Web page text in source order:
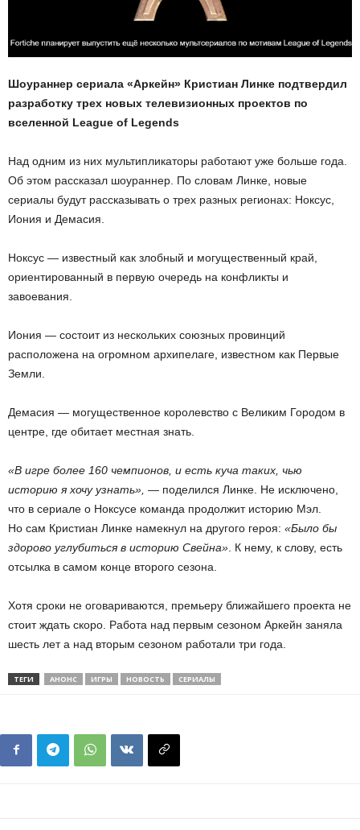
Шоураннер сериала «Аркейн» Кристиан Линке подтвердил
разработку трех новых телевизионных проектов по
вселенной League of Legends
Над одним из них мультипликаторы работают уже больше года.
Об этом рассказал шоураннер. По словам Линке, новые
сериалы будут рассказывать о трех разных регионах: Ноксус,
Иония и Демасия.
Ноксус — известный как злобный и могущественный край,
ориентированный в первую очередь на конфликты и
завоевания.
Иония — состоит из нескольких союзных провинций
расположена на огромном архипелаге, известном как Первые
Земли.
Демасия — могущественное королевство с Великим Городом в
центре, где обитает местная знать.
«В игре более 160 чемпионов, и есть куча таких, чью
историю я хочу узнать», — поделился Линке. Не исключено,
что в сериале о Ноксусе команда продолжит историю Мэл.
Но сам Кристиан Линке намекнул на другого героя: «Было бы
здорово углубиться в историю Свейна». К нему, к слову, есть
отсылка в самом конце второго сезона.
Хотя сроки не оговариваются, премьеру ближайшего проекта не
стоит ждать скоро. Работа над первым сезоном Аркейн заняла
шесть лет а над вторым сезоном работали три года.
ТЕГИ АНОНС ИГРЫ НОВОСТЬ СЕРИАЛЫ